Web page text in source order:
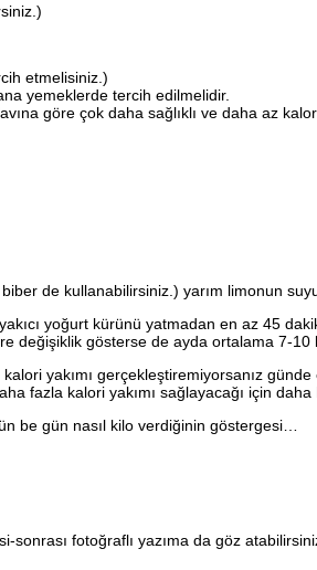
etmelisiniz.)
yemeklerde tercih edilmelidir.
göre çok daha sağlıklı ve daha az
de kullanabilirsiniz.) yarım limonun
yoğurt kürünü yatmadan en az 45
gösterse de ayda ortalama 7-10
yakımı gerçekleştiremiyorsanız
fazla kalori yakımı sağlayacağı için daha
be gün nasıl kilo verdiğinin göstergesi…
fotoğraflı yazıma da göz